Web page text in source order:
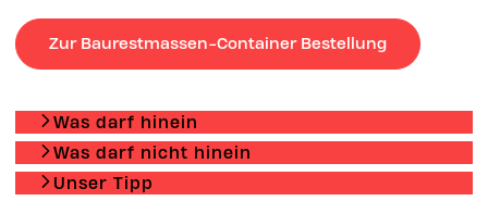
Zur Baurestmassen-Container Bestellung
Was darf hinein
Was darf nicht hinein
Unser Tipp